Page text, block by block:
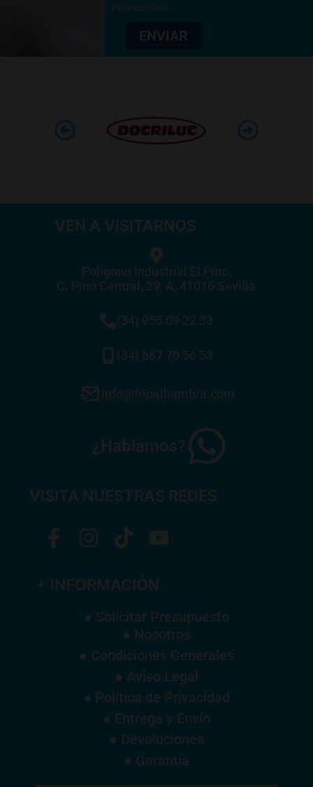
ENVIAR
VEN A VISITARNOS
Poligono Industrial El Pino,
C. Pino Central, 29, A, 41016 Sevilla
(34) 955 09 22 33
(34) 687 70 56 53
info@frioalhambra.com
¿Hablamos?
VISITA NUESTRAS REDES
+ INFORMACIÓN
● Solicitar Presupuesto
● Nosotros
● Condiciones Generales
● Aviso Legal
● Política de Privacidad
● Entrega y Envío
● Devoluciones
● Garantía